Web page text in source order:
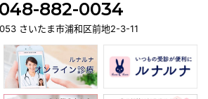
048-882-0034
さいたま市浦和区前地2-3-11